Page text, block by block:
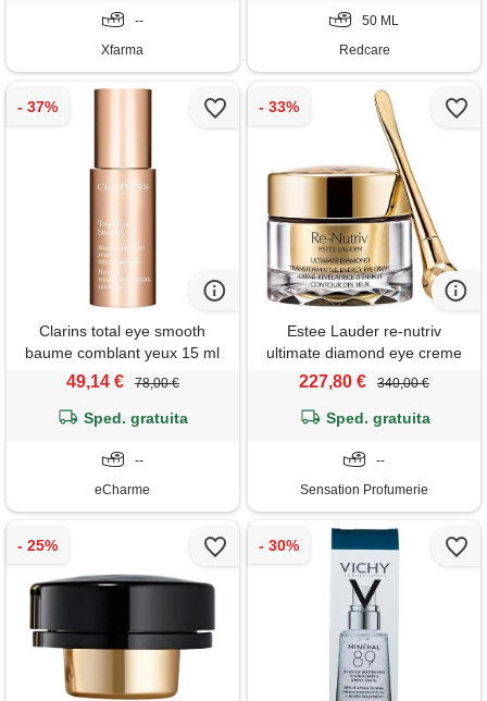
--
Xfarma
50 ML
Redcare
Clarins total eye smooth
baume comblant yeux 15 ml
rassodante illuminante anti-
rughe balsamo
49,14 € 78,00 €
Sped. gratuita
--
eCharme
Estee Lauder re-nutriv
ultimate diamond eye creme
15 ml
227,80 € 340,00 €
Sped. gratuita
--
Sensation Profumerie